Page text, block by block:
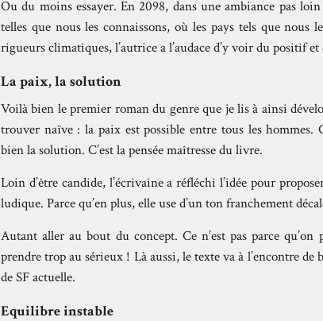
Ou du moins essayer. En 2098, dans une ambiance pas
telles que nous les connaissons, où les pays tels que nous
rigueurs climatiques, l’autrice a l’audace d’y voir du positif
La paix, la solution
Voilà bien le premier roman du genre que je lis à ainsi
trouver naïve : la paix est possible entre tous les hommes.
bien la solution. C’est la pensée maîtresse du livre.
Loin d’être candide, l’écrivaine a réfléchi l’idée pour
ludique. Parce qu’en plus, elle use d’un ton franchement
Autant aller au bout du concept. Ce n’est pas parce
prendre trop au sérieux ! Là aussi, le texte va à l’encontre
de SF actuelle.
Equilibre instable